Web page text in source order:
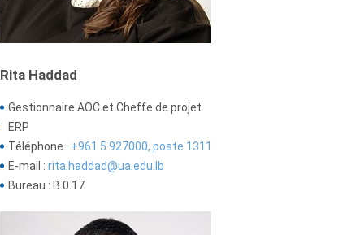
Rita Haddad
Gestionnaire AOC et Cheffe de projet
ERP
Téléphone : +961 5 927000, poste 1311
E-mail : rita.haddad@ua.edu.lb
Bureau : B.0.17